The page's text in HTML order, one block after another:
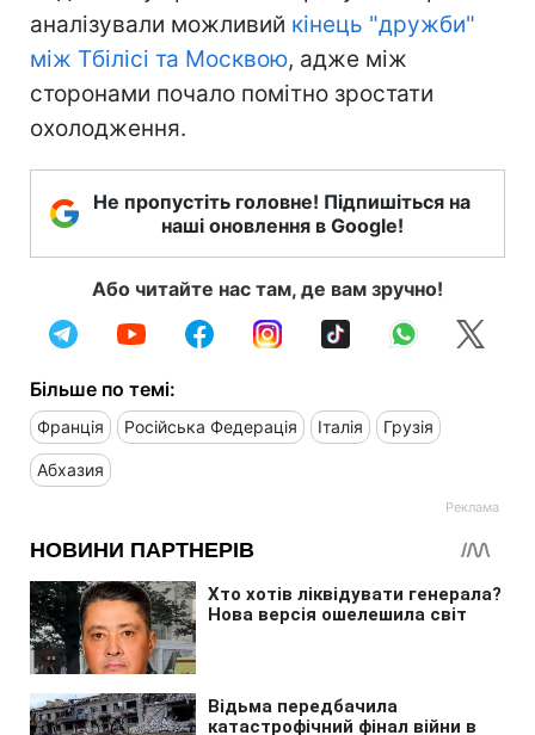
аналізували можливий кінець "дружби"
між Тбілісі та Москвою, адже між
сторонами почало помітно зростати
охолодження.
Не пропустіть головне! Підпишіться на
наші оновлення в Google!
Або читайте нас там, де вам зручно!
Більше по темі:
Франція Російська Федерація Італія Грузія
Абхазия